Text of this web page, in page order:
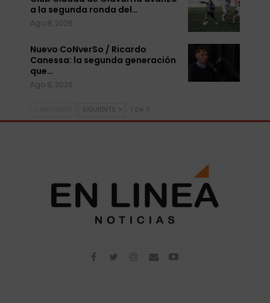
a la segunda ronda del…
Ago 8, 2026
Nuevo CoNverSo / Ricardo
Canessa: la segunda generación
que…
Ago 8, 2026
SIGUIENTE 1 De 3